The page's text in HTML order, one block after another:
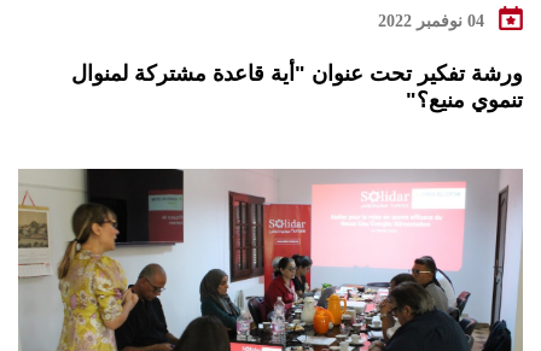
04 نوفمبر 2022
ورشة تفكير تحت عنوان "أية قاعدة مشتركة لمنوال
تنموي منيع؟"